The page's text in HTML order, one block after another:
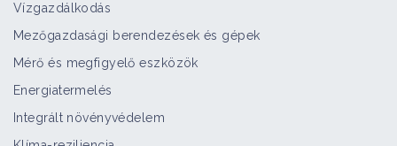
Vízgazdálkodás
Mezőgazdasági berendezések és gépek
Mérő és megfigyelő eszközök
Energiatermelés
Integrált növényvédelem